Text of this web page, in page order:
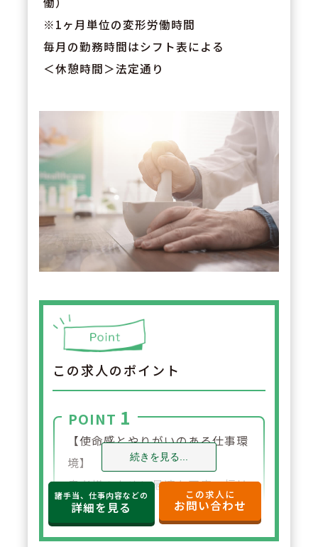
※1ヶ月単位の変形労働時間
毎月の勤務時間はシフト表による
＜休憩時間＞法定通り
この求人のポイント
POINT 1
【使命感とやりがいのある仕事環
境】
患者様のために最適な医療・福祉
サービスを提供し、社会に貢献で
きることに大きなやりがいを感じ
続きを見る...
諸手当、仕事内容などの
詳細を見る
この求人に
お問い合わせ